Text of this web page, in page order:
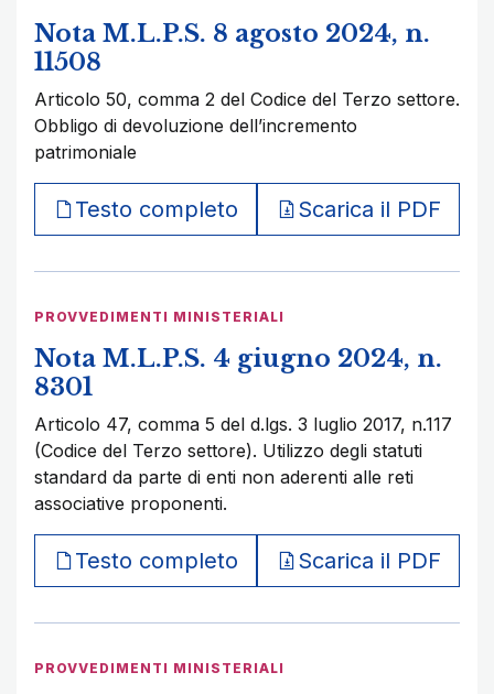
Nota M.L.P.S. 8 agosto 2024, n.
11508
Articolo 50, comma 2 del Codice del Terzo settore.
Obbligo di devoluzione dell’incremento
patrimoniale
Testo completo Scarica il PDF
PROVVEDIMENTI MINISTERIALI
Nota M.L.P.S. 4 giugno 2024, n.
8301
Articolo 47, comma 5 del d.lgs. 3 luglio 2017, n.117
(Codice del Terzo settore). Utilizzo degli statuti
standard da parte di enti non aderenti alle reti
associative proponenti.
Testo completo Scarica il PDF
PROVVEDIMENTI MINISTERIALI